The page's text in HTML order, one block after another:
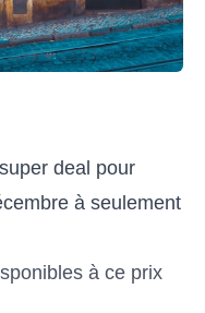
deal pour
à seulement
à ce prix